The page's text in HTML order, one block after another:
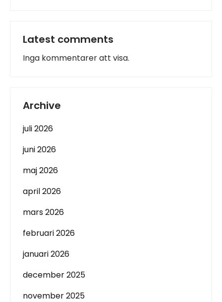
Latest comments
Inga kommentarer att visa.
Archive
juli 2026
juni 2026
maj 2026
april 2026
mars 2026
februari 2026
januari 2026
december 2025
november 2025